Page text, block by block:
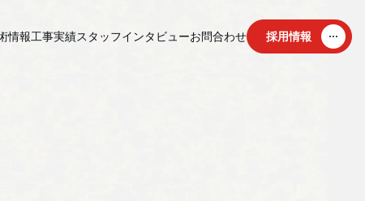
情報工事実績スタッフインタビューお問合わせ 採用情報